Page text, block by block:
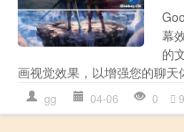
幕
的
画视觉效果，以增强您的聊
gg 04-06 0